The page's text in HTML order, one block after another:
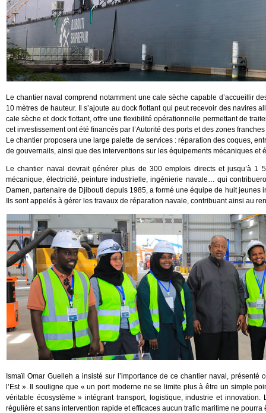
Le chantier naval comprend notamment une cale sèche capable d’accueillir
10 mètres de hauteur. Il s’ajoute au dock flottant qui peut recevoir des navires
cale sèche et dock flottant, offre une flexibilité opérationnelle permettant de
cet investissement ont été financés par l’Autorité des ports et des zones
Le chantier proposera une large palette de services : réparation des coques,
de gouvernails, ainsi que des interventions sur les équipements mécaniques
Le chantier naval devrait générer plus de 300 emplois directs et jusqu’à 1
mécanique, électricité, peinture industrielle, ingénierie navale… qui
Damen, partenaire de Djibouti depuis 1985, a formé une équipe de huit
Ils sont appelés à gérer les travaux de réparation navale, contribuant ainsi au
Ismaïl Omar Guelleh a insisté sur l’importance de ce chantier naval,
l’Est ». Il souligne que « un port moderne ne se limite plus à être un simple
véritable écosystème » intégrant transport, logistique, industrie et
régulière et sans intervention rapide et efficaces aucun trafic maritime ne